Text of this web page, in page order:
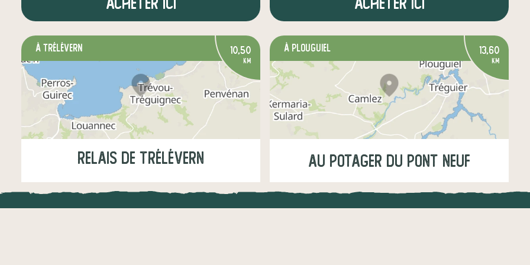
à Trélévern 10,50
km
Relais de Trélévern
Mercredi16:00-19:00
Samedi 09:00-12:00
à Plouguiel 13,60
km
Au Potager Du Pont Neuf